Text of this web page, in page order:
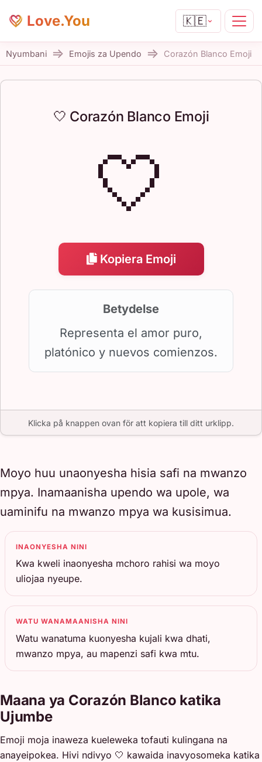
Love.You 🇰🇪
Nyumbani Emojis za Upendo Corazón Blanco Emoji
🤍 Corazón Blanco Emoji
🤍
Kopiera Emoji
Betydelse
Representa el amor puro,
platónico y nuevos comienzos.
Klicka på knappen ovan för att kopiera till ditt urklipp.
Moyo huu unaonyesha hisia safi na mwanzo
mpya. Inamaanisha upendo wa upole, wa
uaminifu na mwanzo mpya wa kusisimua.
INAONYESHA NINI
Kwa kweli inaonyesha mchoro rahisi wa moyo
uliojaa nyeupe.
WATU WANAMAANISHA NINI
Watu wanatuma kuonyesha kujali kwa dhati,
mwanzo mpya, au mapenzi safi kwa mtu.
Maana ya Corazón Blanco katika
Ujumbe
Emoji moja inaweza kueleweka tofauti kulingana na
anayeipokea. Hivi ndivyo 🤍 kawaida inavyosomeka katika